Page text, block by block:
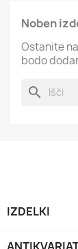
Noben
Ostanite
bodo
search
IZDELKI